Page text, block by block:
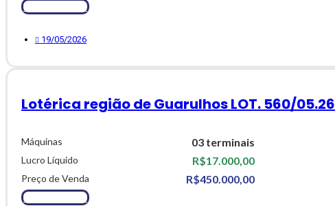
Ver Detalhes
19/05/2026
Lotérica região de Guarulhos LOT. 560/05.26
Máquinas 03 terminais
Lucro Líquido R$17.000,00
Preço de Venda R$450.000,00
Ver Detalhes